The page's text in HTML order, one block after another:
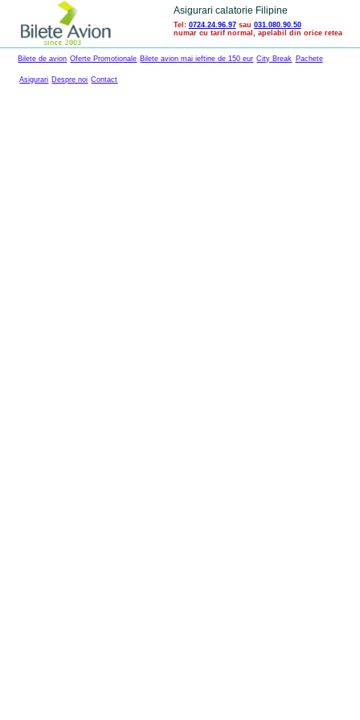
Asigurari calatorie Filipine
Tel: 0724.24.96.97sau 031.080.90.50
numar cu tarif normal, apelabil din orice retea
Bilete de avion Oferte Promotionale Bilete avion mai ieftine de 150 eur City Break Pachete
Asigurari Despre noi Contact